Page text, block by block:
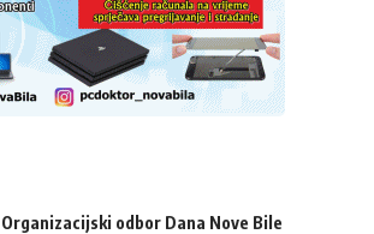
Organizacijski odbor Dana Nove Bile